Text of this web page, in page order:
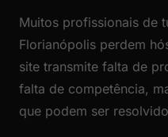
Muitos profissionais de
Florianópolis perdem
site transmite falta de
falta de competência,
que podem ser